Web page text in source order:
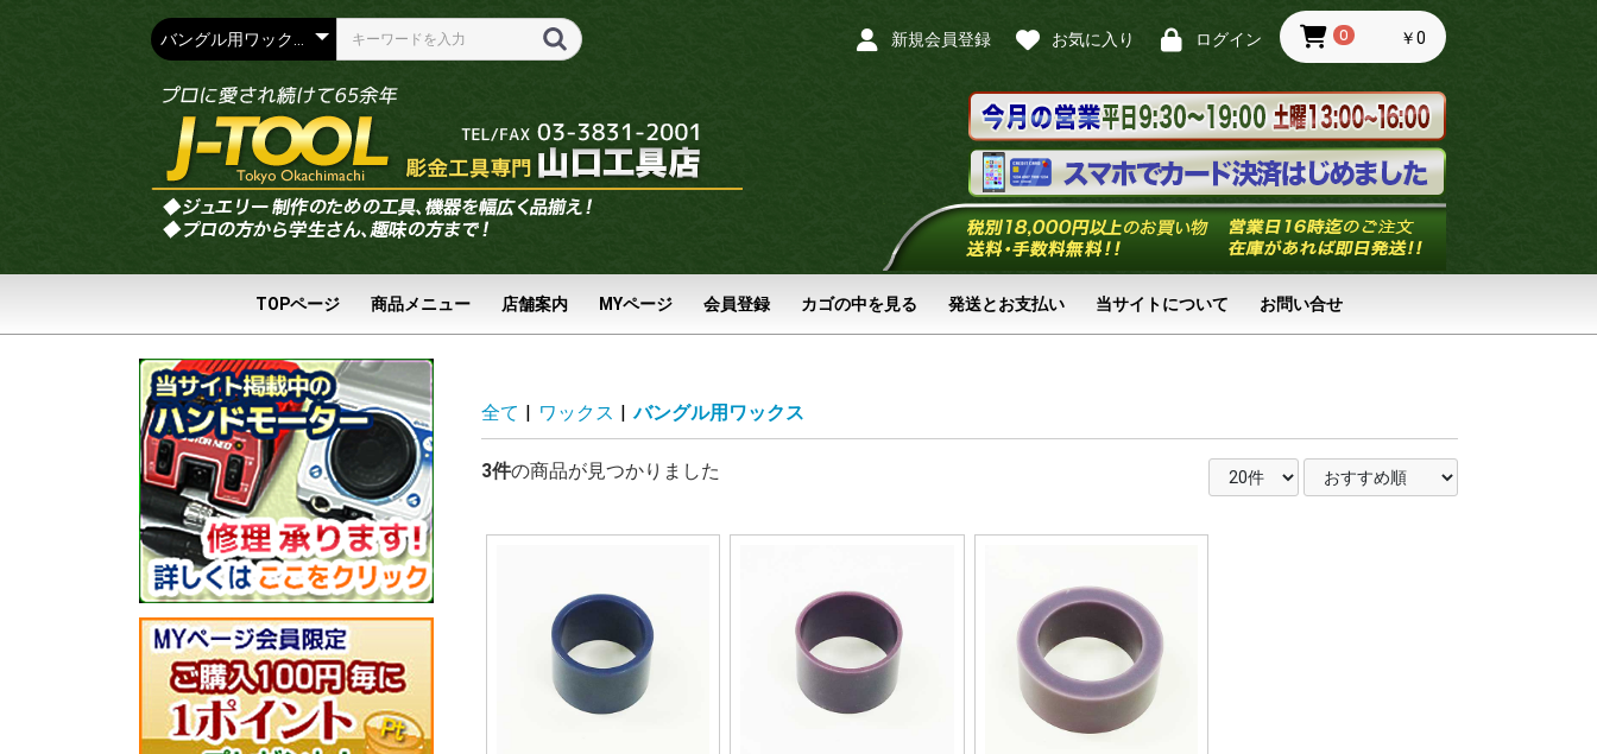
新規会員登録 お気に入り ログイン 0 ￥0
TOPページ 商品メニュー 店舗案内 MYページ 会員登録 カゴの中を見る 発送とお支払い 当サイトについて お問い合せ
全て | ワックス | バングル用ワックス
3件の商品が見つかりました